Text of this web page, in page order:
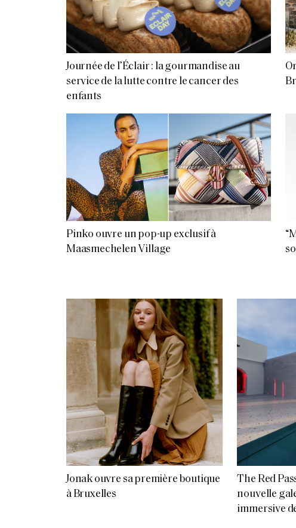
Journée de l’Éclair : la gourmandise au
service de la lutte contre le cancer des
enfants
Pinko ouvre un pop-up exclusif à
Maasmechelen Village
Jonak ouvre sa première boutique
à Bruxelles
The Red
nouvelle
immersive